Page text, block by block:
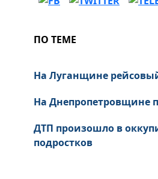
ПО ТЕМЕ
На Луганщине
На Днепропетровщине
ДТП произошло в
подростков